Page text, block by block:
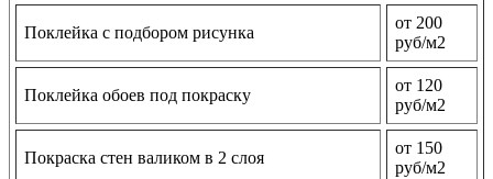
Поклейка с подбором рисунка
от 200
руб/м2
Поклейка обоев под покраску
от 120
руб/м2
Покраска стен валиком в 2 слоя
от 150
руб/м2